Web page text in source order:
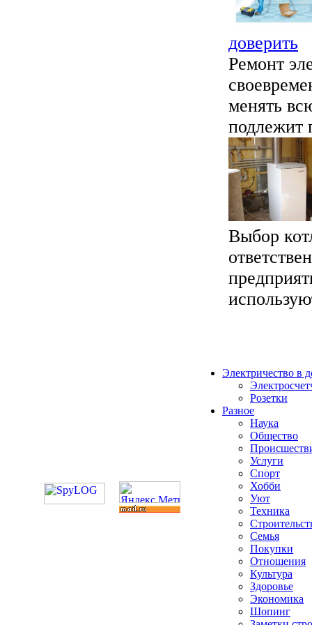
доверить
Ремонт
менять
подлежит
Выбор
Электричество в
Розетки
Разное
Наука
Общество
Услуги
Спорт
Хобби
Уют
Техника
Семья
Покупки
Отношения
Культура
Здоровье
Экономика
Шопинг